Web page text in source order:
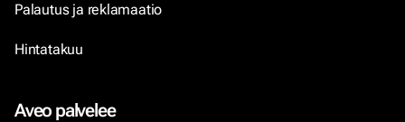
Palautus ja reklamaatio
Hintatakuu
Aveo palvelee